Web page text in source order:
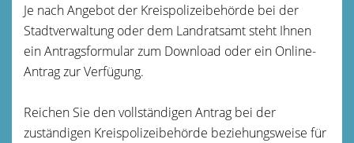
Je nach Angebot der Kreispolizeibehörde bei der
Stadtverwaltung oder dem Landratsamt steht Ihnen
ein Antragsformular zum Download oder ein Online-
Antrag zur Verfügung.
Reichen Sie den vollständigen Antrag bei der
zuständigen Kreispolizeibehörde beziehungsweise für